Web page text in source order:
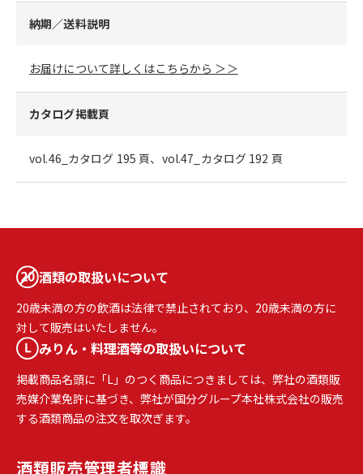
納期／送料説明
お届けについて詳しくはこちらから ＞＞
カタログ掲載頁
vol.46_カタログ 195 頁、vol.47_カタログ 192 頁
酒類の取扱いについて
20歳未満の方の飲酒は法律で禁止されており、20歳未満の方に
対して販売はいたしません。
みりん・料理酒等の取扱いについて
掲載商品名頭に「L」のつく商品につきましては、弊社の酒類販
売媒介業免許に基づき、弊社が国分グループ本社株式会社の販売
する酒類商品の注文を取次ぎます。
酒類販売管理者標識